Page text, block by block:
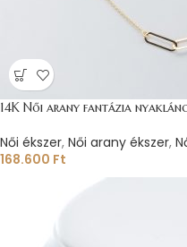
14K Női arany fantázia nyaklánc
Női ékszer, Női arany ékszer,
168.600 Ft